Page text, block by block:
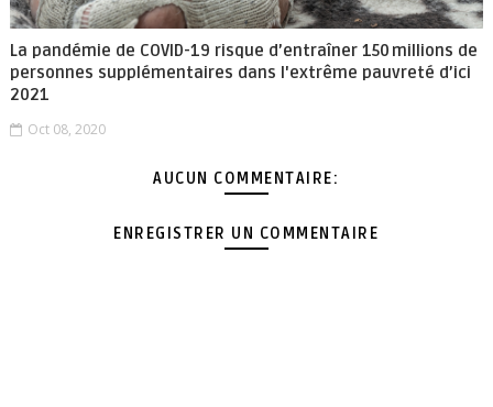
La pandémie de COVID-19 risque d’entraîner 150 millions de
personnes supplémentaires dans l'extrême pauvreté d’ici
2021
Oct 08, 2020
AUCUN COMMENTAIRE:
ENREGISTRER UN COMMENTAIRE